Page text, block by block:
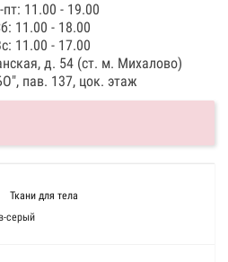
пт: 11.00 - 19.00
11.00 - 18.00
11.00 - 17.00
д. 54 (ст. м. Михалово)
пав. 137, цок. этаж
Ткани для тела
серый